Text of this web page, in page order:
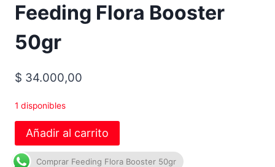
Feeding Flora Booster
50gr
$ 34.000,00
1 disponibles
Añadir al carrito
Comprar Feeding Flora Booster 50gr